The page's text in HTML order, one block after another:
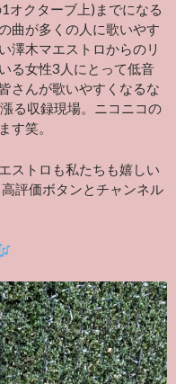
オクターブ上)までになる
曲が多くの人に歌いやす
澤木マエストロからのリ
る女性3人にとって低音
さんが歌いやすくなるな
る収録現場。ニコニコの
す笑。
ストロも私たちも嬉しい
評価ボタンとチャンネル